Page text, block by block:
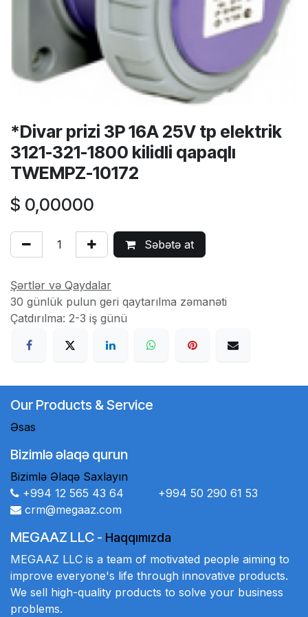
*Divar prizi 3P 16A 25V tp elektrik
3121-321-1800 kilidli qapaqlı
TWEMPZ-10172
$ 0,00000
Səbətə at
Şərtlər və Qaydalar
30 günlük pulun geri qaytarılma zəmanəti
Çatdırılma: 2-3 iş günü
Our Products & Service
Əsas
Bizimlə əlaqə qurun
Bizimlə Əlaqə Saxlayın
+994 12 565 43 64 +994 50 290 61 53
crm@megaaz.com
MEGAAZ LLC - Haqqımızda
MEGAAZ LLC is a team of motivated people aiming to
improve everyone's life through innovative products.
We sell high-quality products to solve your business
problems.